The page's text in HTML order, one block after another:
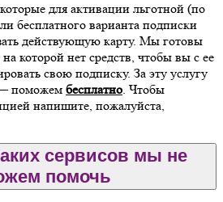
для активации льготной (по
бесплатного варианта подписки
действующую карту. Мы готовы
которой нет средств, чтобы вы с ее
свою подписку. За эту услугу
— поможем бесплатно. Чтобы
напишите, пожалуйста,
сервисов мы не
помочь